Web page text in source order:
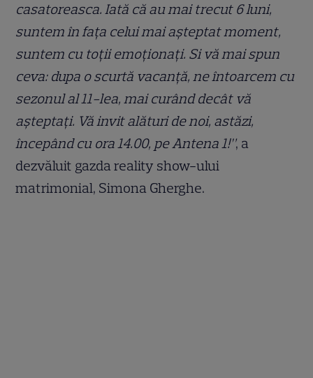
casatoreasca. Iată că au mai trecut 6 luni,
suntem în faţa celui mai aşteptat moment,
suntem cu toţii emoţionaţi. Si vă mai spun
ceva: dupa o scurtă vacanţă, ne întoarcem cu
sezonul al 11-lea, mai curând decât vă
aşteptaţi. Vă invit alături de noi, astăzi,
începând cu ora 14.00, pe Antena 1!”, a
dezvăluit gazda reality show-ului
matrimonial, Simona Gherghe.